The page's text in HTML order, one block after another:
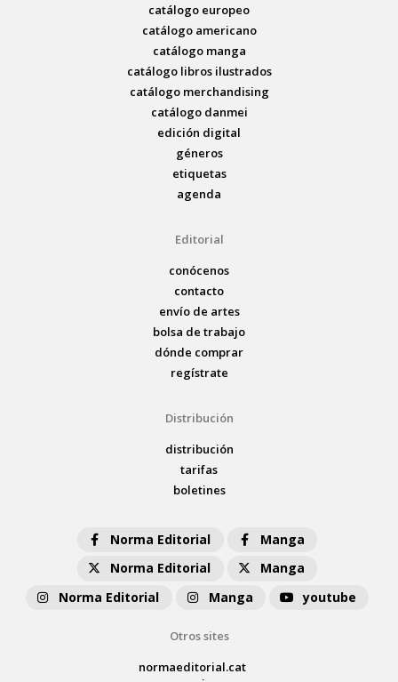
catálogo europeo
catálogo americano
catálogo manga
catálogo libros ilustrados
catálogo merchandising
catálogo danmei
edición digital
géneros
etiquetas
agenda
Editorial
conócenos
contacto
envío de artes
bolsa de trabajo
dónde comprar
regístrate
Distribución
distribución
tarifas
boletines
Norma Editorial
Manga
Norma Editorial
Manga
Norma Editorial
Manga youtube
Otros sites
normaeditorial.cat